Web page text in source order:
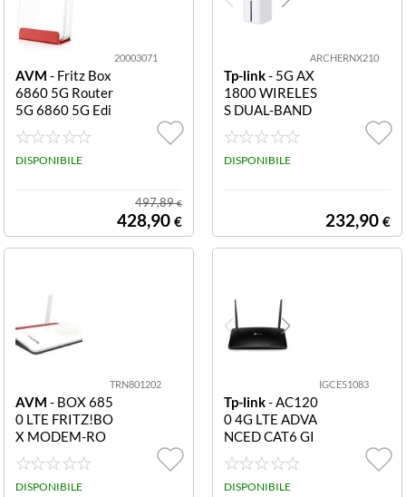
20003071
AVM - Fritz Box
6860 5G Router
5G 6860 5G Edi
tion Internation
al
DISPONIBILE
497,89€
428,90 €
ARCHERNX210
Tp-link- 5G AX
1800 WIRELES
S DUAL-BAND
GIGABIT ROUT
ER
DISPONIBILE
232,90 €
TRN801202
AVM - BOX 685
0 LTE FRITZ!BO
X MODEM-RO
UTER 6850 LTE
MESH WIFI 5 N
AS DECT MEDI
DISPONIBILE
IGCE51083
Tp-link- AC120
0 4G LTE ADVA
NCED CAT6 GI
GABIT ROUTE
R, BUILD-
DISPONIBILE